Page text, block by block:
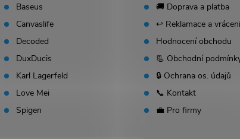
Baseus
Canvaslife
Decoded
DuxDucis
Karl Lagerfeld
Love Mei
Spigen
🚚 Doprava a platba
↩️ Reklamace a
Hodnocení obchodu
📃 Obchodní
🔒 Ochrana os. údajů
📞 Kontakt
💼 Pro firmy